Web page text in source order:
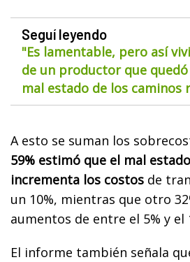
Seguí leyendo
"Es lamentable, pero así
de un productor que
mal estado de los caminos
A esto se suman los
59% estimó que el mal
incrementa los costos de
un 10%, mientras que otro
aumentos de entre el 5% y el
El informe también señala